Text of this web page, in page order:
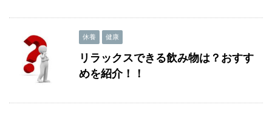
休養 健康
リラックスできる飲み物は？おすす
めを紹介！！